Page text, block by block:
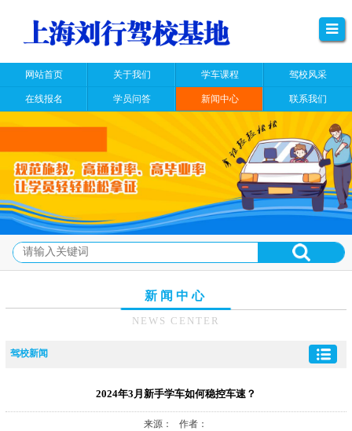
网站首页 关于我们 学车课程 驾校风采
在线报名 学员问答 新闻中心 联系我们
新闻中心
NEWS CENTER
驾校新闻
2024年3月新手学车如何稳控车速？
来源： 作者：